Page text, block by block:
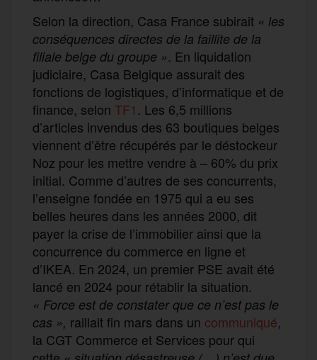
Selon la direction, Casa France subirait « les
conséquences directes de la faillite de la
filiale belge du groupe ». En liquidation
judiciaire, Casa Belgique assurait des
fonctions de logistiques, d’informatique et de
finance, selon TF1 . Les 6,5 millions
d’articles invendus des 63 boutiques belges
viennent d’être récupérés par le déstockeur
Noz pour les mettre vendre à – 60% du prix
initial. Comme d’autres de ses concurrents,
l’enseigne fondée en 1975 qui a eu ses
belles heures dans les années 2000, dit
payer la crise de l’immobilier ainsi que la
concurrence du commerce en ligne et
d’IKEA. En 2024, un premier PSE avait été
lancé en 2024 pour rétablir la situation.
« Force est de constater que ce n’est pas le
cas », raillait fin mars dans un communiqué,
la CGT Commerce et Services pour qui